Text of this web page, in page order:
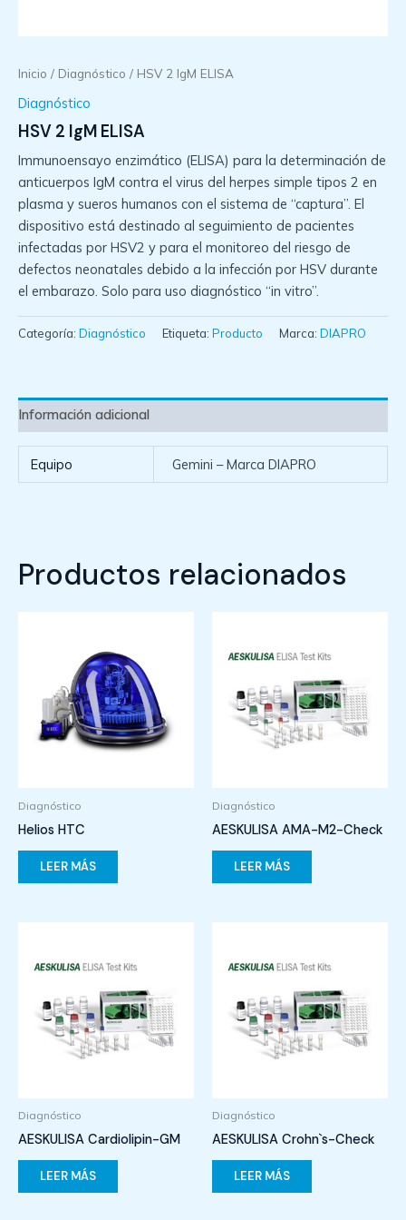
Inicio / Diagnóstico / HSV 2 IgM ELISA
Diagnóstico
HSV 2 IgM ELISA
Immunoensayo enzimático (ELISA) para la determinación de
anticuerpos IgM contra el virus del herpes simple tipos 2 en
plasma y sueros humanos con el sistema de “captura”. El
dispositivo está destinado al seguimiento de pacientes
infectadas por HSV2 y para el monitoreo del riesgo de
defectos neonatales debido a la infección por HSV durante
el embarazo. Solo para uso diagnóstico “in vitro”.
Categoría: Diagnóstico Etiqueta: Producto Marca: DIAPRO
Información adicional
Equipo Gemini – Marca DIAPRO
Productos relacionados
Diagnóstico
Helios HTC
LEER MÁS
Diagnóstico
AESKULISA AMA-M2-Check
LEER MÁS
Diagnóstico
AESKULISA Cardiolipin-GM
LEER MÁS
Diagnóstico
AESKULISA Crohn`s-Check
LEER MÁS